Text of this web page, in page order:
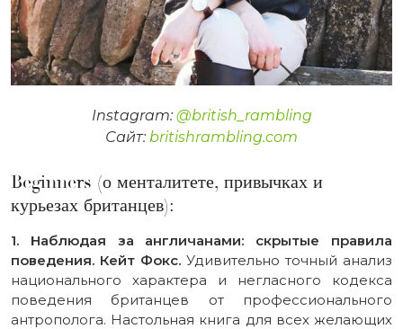
Instagram: @british_rambling
Сайт: britishrambling.com
Beginners (о менталитете, привычках и
курьезах британцев):
1. Наблюдая за англичанами: скрытые правила
поведения. Кейт Фокс. Удивительно точный анализ
национального характера и негласного кодекса
поведения британцев от профессионального
антрополога. Настольная книга для всех желающих